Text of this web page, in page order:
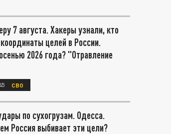
7 августа. Хакеры узнали, кто
целей в России.
2026 года? "Отравление
СВО
по сухогрузам. Одесса.
Россия выбивает эти цели?